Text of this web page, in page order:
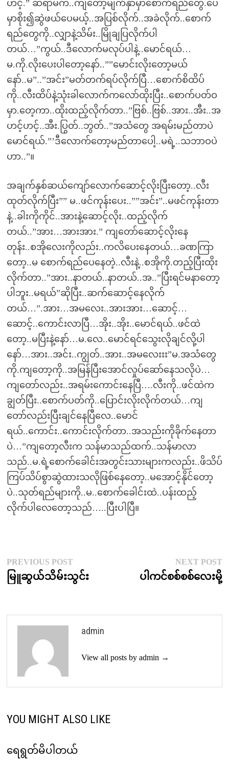
ဟင့်.” ဆရာမက..ကျတော့မျက်နှာမှာစောက်ရည်တွေ.ပေ
မှာစိုး၍ဆွဲဖယ်ပေမယ့်..အပြစ်လိုက်..အခဲလိုက်..စောက်
ရည်တွေကို..လျှာနဲ့သိမ်း..မြိုချပြလိုက်ပါ
တယ်…”ကွယ်..ဒီလောက်မလုပ်ပါနဲ့..မောင်ရယ်…
မ.ကို.လိုးပေးပါတော့နော်..””မောင်းလိုးတော့မယ်
နော်..မ”..”အင်း”မတ်တက်ရပ်လိုက်ပြီ…စောက်စိထိပ်
ကို..လီးထိပ်နဲ့သုံးခါလောက်ကလော်ထိုးပြီး..စောက်ပတ်ဝ
မှာ.တေ့ကာ..ထိုးထည့်လိုက်တာ..”ဗြစ်..ဗြစ်..အား..အီး..အ
ဟင့်ဟင့်..အီး.ပြွတ်..ဘွတ်..”အသံတွေ အရမ်းမည်တာပဲ
မောင်ရယ်.”’ဒီလောက်တော့မည်တာပေါ့..မရဲ့..သဘာဝပဲ
ဟာ..”။
အချက်နှစ်ဆယ်ကျော်လောက်ဆောင့်လိုးပြီးတော့..လီး
ထုတ်လိုက်ပြီး”” မ..ဖင်ကုန်းပေး..””အင်း”..မဖင်ကုန်းတာ
နဲ့..ခါးကိုကိုင်..အားနဲ့ဆောင့်လိုး..ထည့်လိုက်
တယ်..”အား…အားအား.” ကျတော်ဆောင့်လိုးနေ
တုန်း..စအိုလေးကိုလည်း..ကလိပေးနေတယ်…ခဏကြာ
တော့..မ စောက်ရည်ပေနေတဲ့..လီးနဲ့..စအိုကို.တည့်ပြီးထိုး
လိုက်တာ..”အား..နာတယ်..နာတယ်..အ..”ပြီးရင်မနာတော့
ပါဘူး..မရယ်”ဆိုပြီး..ဆက်ဆောင့်နေလိုက်
တယ်…”.အား…အမလေး..အားအား…ဆောင့်…
ဆောင့်..ကောင်းလာပြီ…အိုး..အိုး..မောင်ရယ်..ဖင်ထဲ
တော့..မပြီးနဲ့နော်…မ.လေ..မောင်ရင်သွေးလိုချင်လို့ပါ
နော်…အား..အင်း..ကျွတ်..အား..အမလေးးး”မ.အသံတွေ
ကို.ကျတော့ကို..အမြန်ပြီးအောင်လှုပ်ဆော်နေသလိုပဲ…
ကျတော်လည်း..အရမ်းကောင်းနေပြီ….လီးကို..ဖင်ထဲက
ချွတ်ပြီး..စောက်ပတ်ကို..ပြောင်းလိုးလိုက်တယ်…ကျ
တော်လည်းပြီးချင်နေပြီလေ..မောင်
ရယ်..ကောင်း..ကောင်းလိုက်တာ..အသည်းကိုခိုက်နေတာ
ပဲ…”ကျတော့လီးက သန်မာသည်ထက်..သန်မာလာ
သည်..မ.ရဲ့စောက်ခေါင်းအတွင်းသားများကလည်း..ဖိသိပ်
ကြပ်သိပ်စွာဆွဲထားသလိုဖြစ်နေတော့..မအောင့်နိုင်တော့
ပဲ..သုတ်ရည်များကို..မ..စောက်ခေါင်းထဲ..ပန်းထည့်
လိုက်ပါလေတော့သည်…..ပြီးပါပြီ။
Post
navigation
PREVIOUS POSTPrevious
post:
မြူဆွယ်သိမ်းသွင်း
NEXT POST
ပါကင်စစ်စစ်လေးမို့
admin
View all posts by admin →
YOU MIGHT ALSO LIKE
ရေရွတ်မိပါတယ်